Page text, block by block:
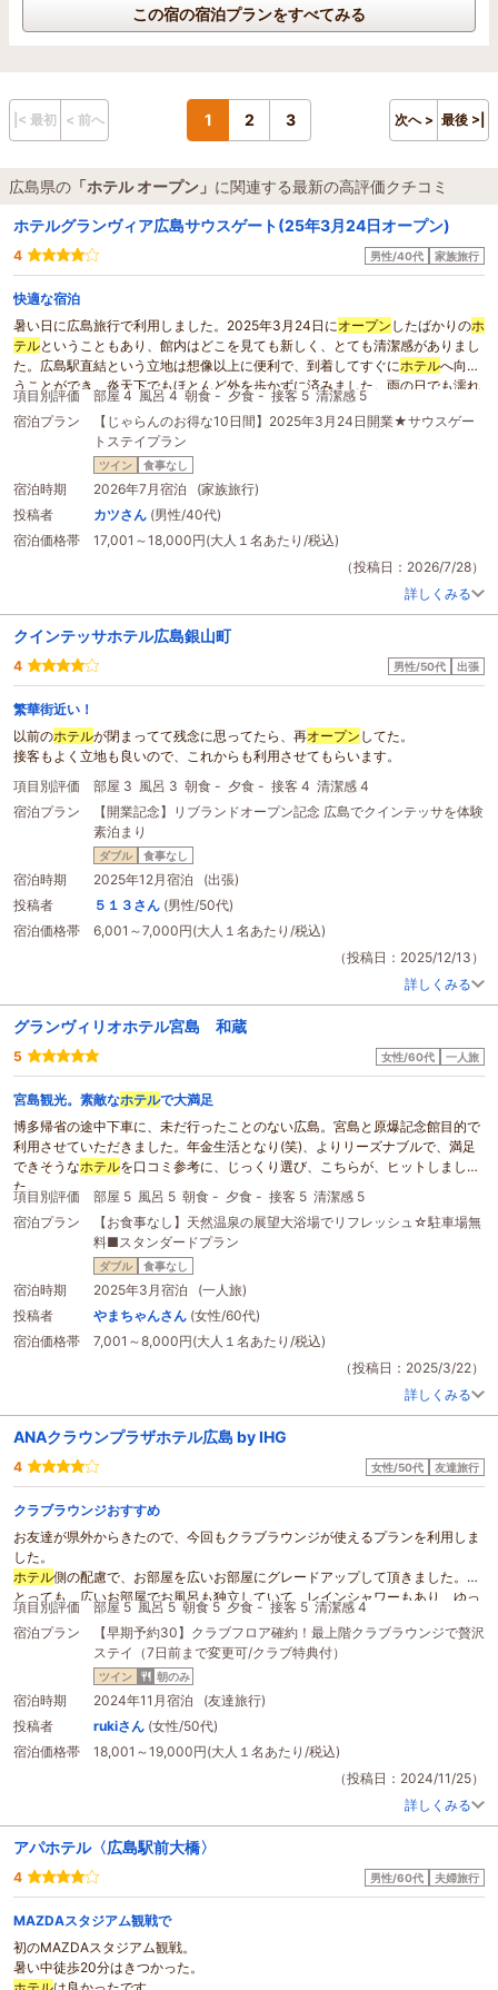
この宿の宿泊プランをすべてみる
|< 最初 < 前へ 1 2 3 次へ > 最後 >|
広島県の 「ホテル オープン」 に関連する最新の高評価クチコミ
ホテルグランヴィア広島サウスゲート(25年3月24日オープン)
4 男性/40代 家族旅行
快適な宿泊
暑い日に広島旅行で利用しました。2025年3月24日にオープン したばかりのホ
テルということもあり、館内はどこを見ても新しく、とても清潔感がありまし
た。広島駅直結という立地は想像以上に便利で、到着してすぐにホテルへ向か
うことができ、炎天下でもほとんど外を歩かずに済みました。雨の日でも濡れ
ることなく移動できるので、観光やビジネス利用にも非常に便利だと感じま
す。
特に印象に残ったのは、フロントに入った瞬間の心地よさです。外は厳しい暑
さでしたが、一歩館内へ足を踏み入れると涼しく快適な空間が広がり、ウッド
系の上品で落ち着いた香りが優しく迎えてくれました。その香りがとても心地
よく、旅の疲れや暑さが一気に和らぎ、到着した瞬間からリラックスした気分
になれました。 ホテル 全体も落ち着いた雰囲気で、上質な空間づくりがされて
いると感じました。
したばかりならではの清
潔感があります。設備も新しく使いやすく、落ち着いた色合いのインテリアで
ゆっくり過ごすことができました。特に嬉しかったのは、お風呂が洗い場付き
で、シャワーと浴槽が分かれていることです。広々とした浴室でゆっくり湯船
に浸かることができ、一日の疲れをしっかり癒やすことができました。
また、環境への配慮が感じられた点も好印象でした。客室に用意されている飲
料水はペットボトルではなく紙パックタイプとなっており、SDGsへの取り組
みが自然な形で取り入れられています。こうした環境に配慮した姿勢にも好感
が持てました。
ホテルを出るとすぐに広島電鉄の路面電車乗り場があり、市内観光へのアクセ
スも抜群です。原爆ドームや繁華街への移動もスムーズで、広島観光の拠点と
して申し分ありません。駅直結という抜群の利便性に加え、新しく清潔な客
室、心地よい香りに包まれた館内、そして環境への配慮まで兼ね備えた、とて
も満足度の高いホテル
項目別評価 部屋 4 風呂 4 朝食 - 夕食 - 接客 5 清潔感 5
宿泊プラン
【じゃらんのお得な10日間】2025年3月24日開業★サウスゲー
トステイプラン
ツイン 食事なし
宿泊時期
2026年7月宿泊 (家族旅行)
投稿者
カツさん (男性/40代)
宿泊価格帯
17,001～18,000円(大人１名あたり/税込)
（投稿日：2026/7/28）
詳しくみる
クインテッサホテル広島銀山町
4 男性/50代 出張
繁華街近い！
以前のホテルが閉まってて残念に思ってたら、再オープン してた。
接客もよく立地も良いので、これからも利用させてもらいます。
項目別評価
部屋 3 風呂 3 朝食 - 夕食 - 接客 4 清潔感 4
宿泊プラン
【開業記念】リブランドオープン記念 広島でクインテッサを体験
素泊まり
ダブル 食事なし
宿泊時期
2025年12月宿泊 (出張)
投稿者
５１３さん (男性/50代)
宿泊価格帯
6,001～7,000円(大人１名あたり/税込)
（投稿日：2025/12/13）
詳しくみる
グランヴィリオホテル宮島 和蔵
5 女性/60代 一人旅
宮島観光。素敵なホテルで大満足
博多帰省の途中下車に、未だ行ったことのない広島。宮島と原爆記念館目的で
利用させていただきました。年金生活となり(笑)、よりリーズナブルで、満足
できそうなホテルを口コミ参考に、じっくり選び、こちらが、ヒットしまし
た。
フロント。お部屋もとても綺麗にお掃除されてて、毎回重視の大浴場も、お洒
落で粋でした。
そして、やはり、風呂上がりのサービスのドリンク(生ビール。サワー含む)や
アイスの提供は、素泊まりの私にとって、1日のご褒美になりました。ただし
コンビニは一軒。マックと来月オープン
用の食事は、事前に宮島で、ほかで購入済ませてる方がいいと思います。
送迎ボックスカーの情報を知らず、宮島口駅から歩く予定でしたが、たまたま
ホテルの場所を、尋ねた旅館送迎スタッフさんと、思っていたのが、和蔵の方
で、あらぁー！って感じ。荷物も大きくて脚もクタクタだったので、助かりま
した。翌朝の駅までの送迎時間も予習して、利用させてもらいました。予約無
しの先着順なので、早めに集合スポットに行くのがお薦めです。スタッフの
方、皆さん感じがよくて丁寧な応対で、又チャンスがあれば、利用させていた
だきたいと思います。
項目別評価 部屋 5 風呂 5 朝食 - 夕食 - 接客 5 清潔感 5
宿泊プラン
【お食事なし】天然温泉の展望大浴場でリフレッシュ☆駐車場無
料■スタンダードプラン
ダブル 食事なし
宿泊時期
2025年3月宿泊 (一人旅)
投稿者
やまちゃんさん (女性/60代)
宿泊価格帯
7,001～8,000円(大人１名あたり/税込)
（投稿日：2025/3/22）
詳しくみる
ANAクラウンプラザホテル広島 by IHG
4 女性/50代 友達旅行
クラブラウンジおすすめ
お友達が県外からきたので、今回もクラブラウンジが使えるプランを利用しま
した。
ホテル側の配慮で、お部屋を広いお部屋にグレードアップして頂きました。
とっても、広いお部屋でお風呂も独立していて、レインシャワーもあり、ゆっ
くりと入る事ができました。
イルミネーションが見えるラウンジで、カフェやカクテル^_^
夜のおつまみも充実していて、友達とゆっくり話す事ができました。
去年もこのイルミネーションの時期に、違う友達と泊まりとても喜んでました
が、
今年も違う友達と来ましたが、今回もとても喜んでいました。
朝もラウンジでの朝食もできましたが、下のレストランで朝食を頂いて、(朝食
にオープン キッチンでステーキ、オムレツ)ラウンジでスムージーもはずせなか
ったので、下のレストランで食べた後、スムージーを頂きにラウンジに行かせ
だし、利用する時は、クラブラウンジは本当に
おすすめです。
また、利用させて頂きます^ ^
項目別評価 部屋 5 風呂 5 朝食 5 夕食 - 接客 5 清潔感 4
宿泊プラン
【早期予約30】クラブフロア確約！最上階クラブラウンジで贅沢
ステイ（7日前まで変更可/クラブ特典付）
ツイン 朝のみ
宿泊時期
2024年11月宿泊 (友達旅行)
投稿者
rukiさん (女性/50代)
宿泊価格帯
18,001～19,000円(大人１名あたり/税込)
（投稿日：2024/11/25）
詳しくみる
アパホテル〈広島駅前大橋〉
4 男性/60代 夫婦旅行
MAZDAスタジアム観戦で
初のMAZDAスタジアム観戦。
暑い中徒歩20分はきつかった。